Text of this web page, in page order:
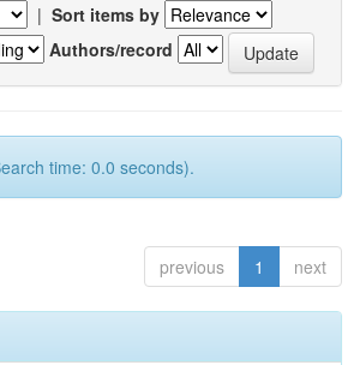
| Sort items by
Authors/record
time: 0.0 seconds).
previous 1 next